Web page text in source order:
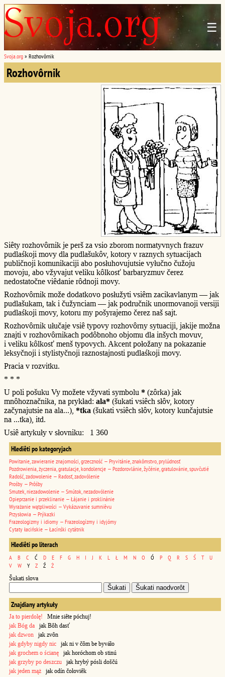
☰
Svoja.org » Rozhovôrnik
Rozhovôrnik
Siêty rozhovôrnik je perš za vsio zborom normatyvnych frazuv
pudlaśkoji movy dla pudlašukôv, kotory v raznych sytuacijach
publičnoji komunikaciji abo posłuhovujutsie vyłučno čužoju
movoju, abo vžyvajut veliku kôlkosť barbaryzmuv čerez
nedostatočne viêdanie rôdnoji movy.
Rozhovôrnik može dodatkovo posłužyti vsiêm zacikavlanym — jak
pudlašukam, tak i čužynciam — jak područnik unormovanoji versiji
pudlaśkoji movy, kotoru my pošyrajemo čerez naš sajt.
Rozhovôrnik ułučaje vsiê typovy rozhovôrny sytuaciji, jakije možna
znajti v rozhovôrnikach podôbnoho objomu dla inšych movuv,
i veliku kôlkosť menš typovych. Akcent połožany na pokazanie
leksyčnoji i stylistyčnoji raznostajnosti pudlaśkoji movy.
Pracia v rozvitku.
* * *
U poli pošuku Vy možete vžyvati symbolu * (zôrka) jak
mnôhoznačnika, na prykład: ala* (šukati vsiêch słôv, kotory
začynajutsie na ala...), *tka (šukati vsiêch słôv, kotory kunčajutsie
na ...tka), itd.
Usiê artykuły v słovniku: 1 360
Hlediêti po kategoryjach
Powitanie, zawieranie znajomości, grzeczność — Pryvitánie, znakômstvo, prylúdnosť
Pozdrowienia, życzenia, gratulacje, kondolencje — Pozdorovlánie, žyčénie, gratulovánie, spuvčutié
Radość, zadowolenie — Radosť, zadovólenie
Prośby — Prôśby
Smutek, niezadowolenie — Smútok, nezadovólenie
Opieprzanie i przeklinanie — Łájanie i proklinánie
Wyrażanie wątpliwości — Vykázuvanie sumniêvu
Przysłowia — Prýkazki
Frazeologizmy i idiomy — Frazeologízmy i idyjómy
Cytaty łacińskie — Łacínśki cytátnik
Hlediêti po literach
A B C Ć D E F G H I J K L Ł M N O Ó P Q R S Ś T
U
V
W Y Z Ź Ż
Šukati słova
Znajdiany artykuły
Ja to pierdolę! Mnie siête póchuj!
jak Bóg da jak Bôh dasť
jak dzwon jak zvôn
jak gdyby nigdy nic jak ni v čôm be byváło
jak grochem o ścianę jak horóchom ob stinú
jak grzyby po deszczu jak hrybý pósli doščú
jak jeden mąż jak odín čołoviêk